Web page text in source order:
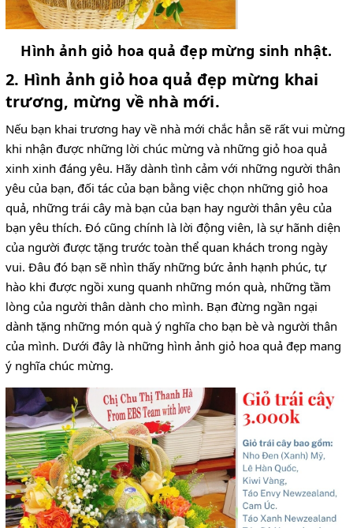
Hình ảnh giỏ hoa quả đẹp mừng sinh nhật.
2. Hình ảnh giỏ hoa quả đẹp mừng khai
trương, mừng về nhà mới.
Nếu bạn khai trương hay về nhà mới chắc hẳn sẽ rất vui mừng
khi nhận được những lời chúc mừng và những giỏ hoa quả
xinh xinh đáng yêu. Hãy dành tình cảm với những người thân
yêu của bạn, đối tác của bạn bằng việc chọn những giỏ hoa
quả, những trái cây mà bạn của bạn hay người thân yêu của
bạn yêu thích. Đó cũng chính là lời động viên, là sự hãnh diện
của người được tặng trước toàn thể quan khách trong ngày
vui. Đâu đó bạn sẽ nhìn thấy những bức ảnh hạnh phúc, tự
hào khi được ngồi xung quanh những món quà, những tầm
lòng của người thân dành cho mình. Bạn đừng ngần ngại
dành tặng những món quà ý nghĩa cho bạn bè và người thân
của mình. Dưới đây là những hình ảnh giỏ hoa quả đẹp mang
ý nghĩa chúc mừng.